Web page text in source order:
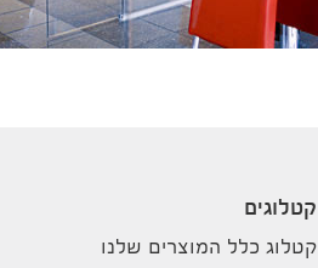
קטלוגים
קטלוג כלל המוצרים שלנו